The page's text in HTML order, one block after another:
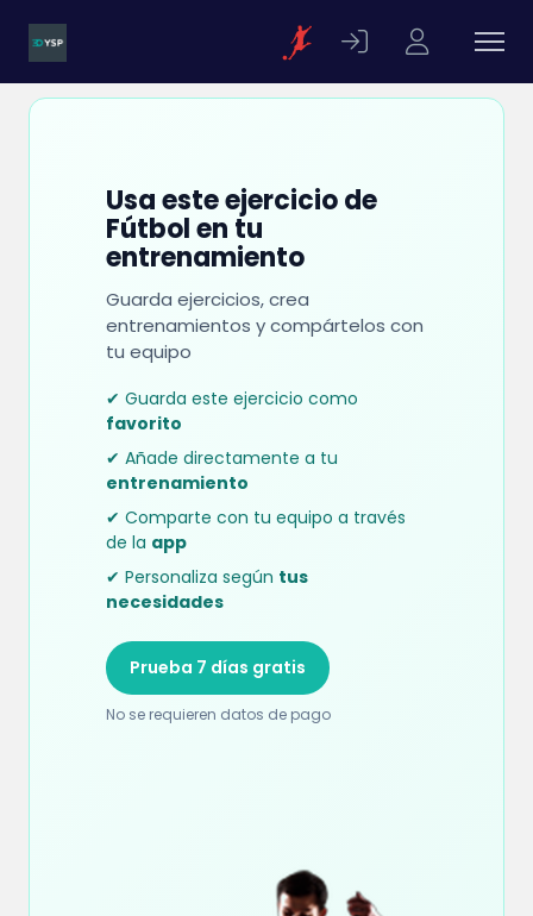
Usa este ejercicio de
Fútbol en tu
entrenamiento
Guarda ejercicios, crea
entrenamientos y compártelos con
tu equipo
✔ Guarda este ejercicio como
favorito
✔ Añade directamente a tu
entrenamiento
✔ Comparte con tu equipo a través
de la app
✔ Personaliza según tus
necesidades
Prueba 7 días gratis
No se requieren datos de pago